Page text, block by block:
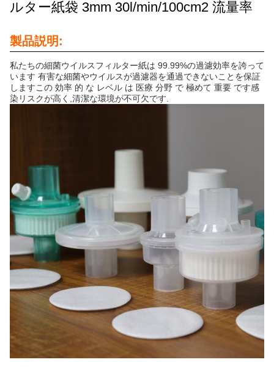
ルター紙袋 3mm 30l/min/100cm2 流量率
製品説明:
私たちの細菌ウイルスフィルター紙は 99.99%の過濾効率を誇って
います 有害な細菌やウイルスが過濾器を通過できないことを保証
しますこの 効率 的 な レベル は 医療 分野 で 極めて 重要 です感
染リスクが高く,清潔な環境が不可欠です.